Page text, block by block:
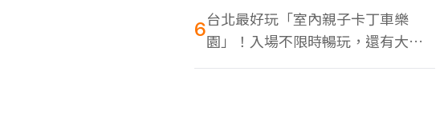
6台北最好玩「室內親子卡丁車樂
園」！入場不限時暢玩，還有大螢
幕Switch遊戲區